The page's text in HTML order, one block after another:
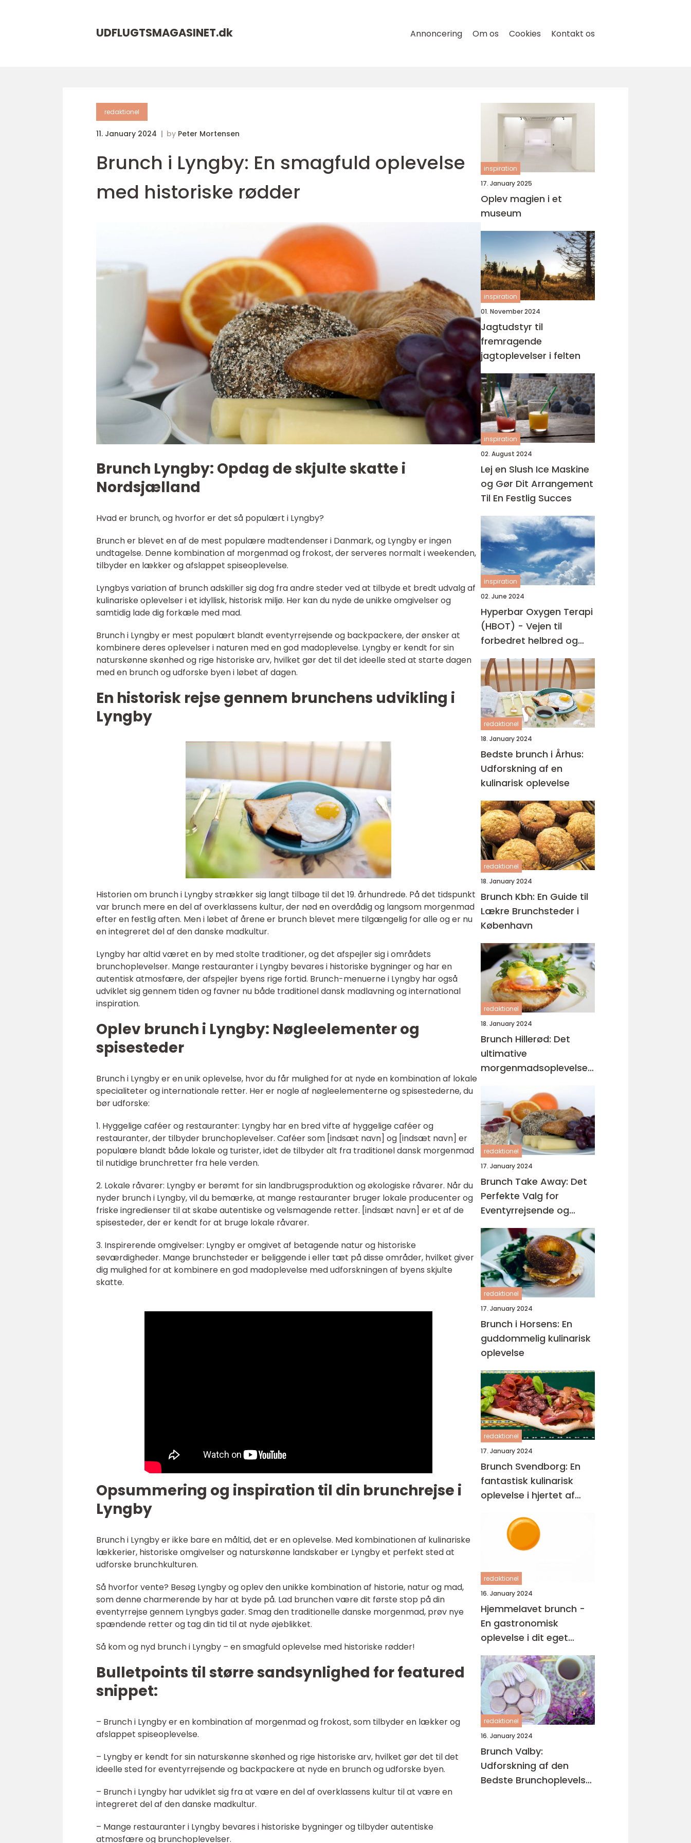
UDFLUGTSMAGASINET.dk Annoncering Om os Cookies Kontakt os
redaktionel
11. January 2024 by Peter Mortensen
Brunch i Lyngby: En smagfuld oplevelse
med historiske rødder
Brunch Lyngby: Opdag de skjulte skatte i
Nordsjælland
Hvad er brunch, og hvorfor er det så populært i Lyngby?
Brunch er blevet en af de mest populære madtendenser i Danmark, og Lyngby er ingen
undtagelse. Denne kombination af morgenmad og frokost, der serveres normalt i weekenden,
tilbyder en lækker og afslappet spiseoplevelse.
Lyngbys variation af brunch adskiller sig dog fra andre steder ved at tilbyde et bredt udvalg af
kulinariske oplevelser i et idyllisk, historisk miljø. Her kan du nyde de unikke omgivelser og
samtidig lade dig forkæle med mad.
Brunch i Lyngby er mest populært blandt eventyrrejsende og backpackere, der ønsker at
kombinere deres oplevelser i naturen med en god madoplevelse. Lyngby er kendt for sin
naturskønne skønhed og rige historiske arv, hvilket gør det til det ideelle sted at starte dagen
med en brunch og udforske byen i løbet af dagen.
En historisk rejse gennem brunchens udvikling i
Lyngby
Historien om brunch i Lyngby strækker sig langt tilbage til det 19. århundrede. På det tidspunkt
var brunch mere en del af overklassens kultur, der nød en overdådig og langsom morgenmad
efter en festlig aften. Men i løbet af årene er brunch blevet mere tilgængelig for alle og er nu
en integreret del af den danske madkultur.
Lyngby har altid været en by med stolte traditioner, og det afspejler sig i områdets
brunchoplevelser. Mange restauranter i Lyngby bevares i historiske bygninger og har en
autentisk atmosfære, der afspejler byens rige fortid. Brunch-menuerne i Lyngby har også
udviklet sig gennem tiden og favner nu både traditionel dansk madlavning og international
inspiration.
Oplev brunch i Lyngby: Nøgleelementer og
spisesteder
Brunch i Lyngby er en unik oplevelse, hvor du får mulighed for at nyde en kombination af lokale
specialiteter og internationale retter. Her er nogle af nøgleelementerne og spisestederne, du
bør udforske:
1. Hyggelige caféer og restauranter: Lyngby har en bred vifte af hyggelige caféer og
restauranter, der tilbyder brunchoplevelser. Caféer som [indsæt navn] og [indsæt navn] er
populære blandt både lokale og turister, idet de tilbyder alt fra traditionel dansk morgenmad
til nutidige brunchretter fra hele verden.
2. Lokale råvarer: Lyngby er berømt for sin landbrugsproduktion og økologiske råvarer. Når du
nyder brunch i Lyngby, vil du bemærke, at mange restauranter bruger lokale producenter og
friske ingredienser til at skabe autentiske og velsmagende retter. [indsæt navn] er et af de
spisesteder, der er kendt for at bruge lokale råvarer.
3. Inspirerende omgivelser: Lyngby er omgivet af betagende natur og historiske
seværdigheder. Mange brunchsteder er beliggende i eller tæt på disse områder, hvilket giver
dig mulighed for at kombinere en god madoplevelse med udforskningen af byens skjulte
skatte.
Opsummering og inspiration til din brunchrejse i
Lyngby
Brunch i Lyngby er ikke bare en måltid, det er en oplevelse. Med kombinationen af kulinariske
lækkerier, historiske omgivelser og naturskønne landskaber er Lyngby et perfekt sted at
udforske brunchkulturen.
Så hvorfor vente? Besøg Lyngby og oplev den unikke kombination af historie, natur og mad,
som denne charmerende by har at byde på. Lad brunchen være dit første stop på din
eventyrrejse gennem Lyngbys gader. Smag den traditionelle danske morgenmad, prøv nye
spændende retter og tag din tid til at nyde øjeblikket.
Så kom og nyd brunch i Lyngby – en smagfuld oplevelse med historiske rødder!
Bulletpoints til større sandsynlighed for featured
snippet:
– Brunch i Lyngby er en kombination af morgenmad og frokost, som tilbyder en lækker og
afslappet spiseoplevelse.
– Lyngby er kendt for sin naturskønne skønhed og rige historiske arv, hvilket gør det til det
ideelle sted for eventyrrejsende og backpackere at nyde en brunch og udforske byen.
– Brunch i Lyngby har udviklet sig fra at være en del af overklassens kultur til at være en
integreret del af den danske madkultur.
– Mange restauranter i Lyngby bevares i historiske bygninger og tilbyder autentiske
atmosfære og brunchoplevelser.
inspiration
17. January 2025
Oplev magien i et
museum
inspiration
01. November 2024
Jagtudstyr til
fremragende
jagtoplevelser i felten
inspiration
02. August 2024
Lej en Slush Ice Maskine
og Gør Dit Arrangement
Til En Festlig Succes
inspiration
02. June 2024
Hyperbar Oxygen Terapi
(HBOT) - Vejen til
forbedret helbred og
velvære
redaktionel
18. January 2024
Bedste brunch i Århus:
Udforskning af en
kulinarisk oplevelse
redaktionel
18. January 2024
Brunch Kbh: En Guide til
Lækre Brunchsteder i
København
redaktionel
18. January 2024
Brunch Hillerød: Det
ultimative
morgenmadsoplevelse
backpackere
redaktionel
17. January 2024
Brunch Take Away: Det
Perfekte Valg for
Eventyrrejsende og
Backpackere
redaktionel
17. January 2024
Brunch i Horsens: En
guddommelig kulinarisk
oplevelse
redaktionel
17. January 2024
Brunch Svendborg: En
fantastisk kulinarisk
oplevelse i hjertet af
redaktionel
16. January 2024
Hjemmelavet brunch -
En gastronomisk
oplevelse i dit eget
køkken
redaktionel
16. January 2024
Brunch Valby:
Udforskning af den
Bedste Brunchoplevelse